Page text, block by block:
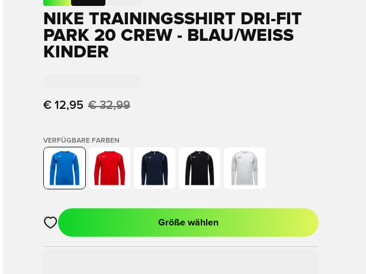
NIKE TRAININGSSHIRT DRI-FIT
PARK 20 CREW - BLAU/WEISS K
INDER
€ 12,95 € 32,99
VERFÜGBARE FARBEN
Öffnet ein Fenster zum Anmelden oder Registrieren als Mitglied
Größe wählen